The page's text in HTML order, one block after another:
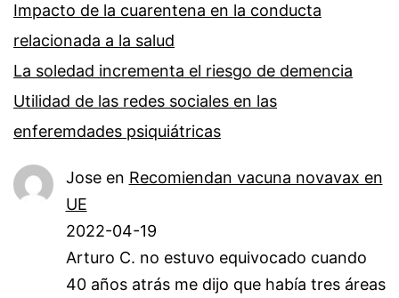
Impacto de la cuarentena en la conducta
relacionada a la salud
La soledad incrementa el riesgo de demencia
Utilidad de las redes sociales en las
enferemdades psiquiátricas
Joseen Recomiendan vacuna novavax en
UE
2022-04-19
Arturo C. no estuvo equivocado cuando
40 años atrás me dijo que había tres áreas